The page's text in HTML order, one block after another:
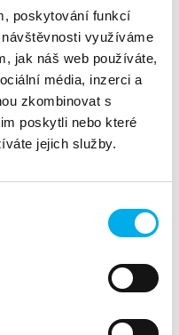
poskytování funkcí
využíváme
jak náš web používáte,
média, inzerci a
zkombinovat s
poskytli nebo které
jejich služby.
komunikace mezi
tomto provozu se ale
anomálie nebo
odhalit běžnými
Mendel,
i neznámé útoky a
i bezpečnostní týmy
skutečně
infrastrukturu.